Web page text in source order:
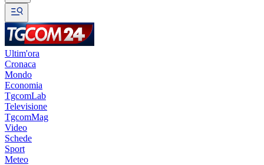
Ultim'ora
Cronaca
Mondo
Economia
TgcomLab
Televisione
TgcomMag
Video
Schede
Sport
Meteo